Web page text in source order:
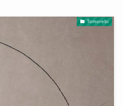
Tomorebi